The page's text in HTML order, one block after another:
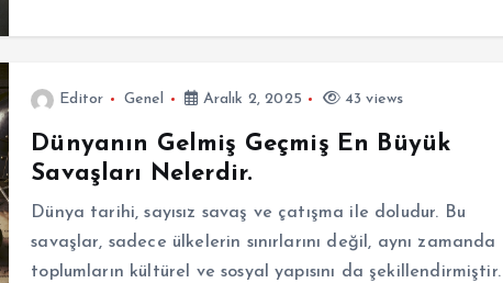
Editor Genel Aralık 2, 2025 43 views
Dünyanın Gelmiş Geçmiş En Büyük
Savaşları Nelerdir.
Dünya tarihi, sayısız savaş ve çatışma ile doludur. Bu
savaşlar, sadece ülkelerin sınırlarını değil, aynı zamanda
toplumların kültürel ve sosyal yapısını da şekillendirmiştir.